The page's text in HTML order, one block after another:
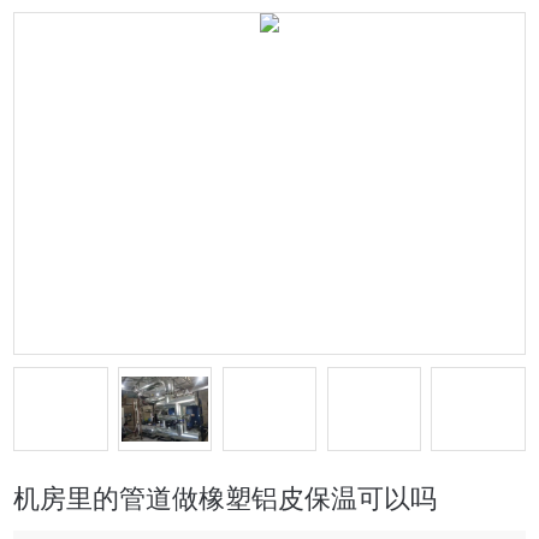
机房里的管道做橡塑铝皮保温可以吗